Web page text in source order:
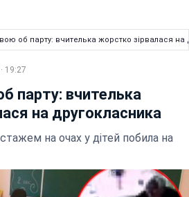
об парту: вчителька жорстко зірвалася на
19:27
парту: вчителька
на другокласника
на очах у дітей побила на